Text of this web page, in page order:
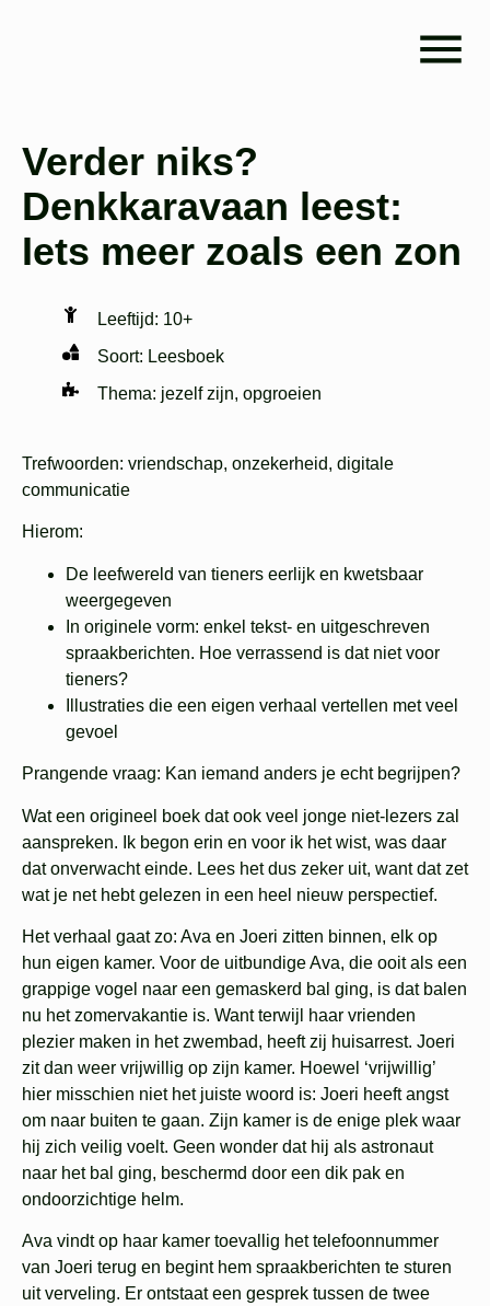
Verder niks?
Denkkaravaan leest:
Iets meer zoals een zon
Leeftijd: 10+
Soort: Leesboek
Thema: jezelf zijn, opgroeien
Trefwoorden: vriendschap, onzekerheid, digitale
communicatie
Hierom:
De leefwereld van tieners eerlijk en kwetsbaar
weergegeven
In originele vorm: enkel tekst- en uitgeschreven
spraakberichten. Hoe verrassend is dat niet voor
tieners?
Illustraties die een eigen verhaal vertellen met veel
gevoel
Prangende vraag: Kan iemand anders je echt begrijpen?
Wat een origineel boek dat ook veel jonge niet-lezers zal
aanspreken. Ik begon erin en voor ik het wist, was daar
dat onverwacht einde. Lees het dus zeker uit, want dat zet
wat je net hebt gelezen in een heel nieuw perspectief.
Het verhaal gaat zo: Ava en Joeri zitten binnen, elk op
hun eigen kamer. Voor de uitbundige Ava, die ooit als een
grappige vogel naar een gemaskerd bal ging, is dat balen
nu het zomervakantie is. Want terwijl haar vrienden
plezier maken in het zwembad, heeft zij huisarrest. Joeri
zit dan weer vrijwillig op zijn kamer. Hoewel ‘vrijwillig’
hier misschien niet het juiste woord is: Joeri heeft angst
om naar buiten te gaan. Zijn kamer is de enige plek waar
hij zich veilig voelt. Geen wonder dat hij als astronaut
naar het bal ging, beschermd door een dik pak en
ondoorzichtige helm.
Ava vindt op haar kamer toevallig het telefoonnummer
van Joeri terug en begint hem spraakberichten te sturen
uit verveling. Er ontstaat een gesprek tussen de twee